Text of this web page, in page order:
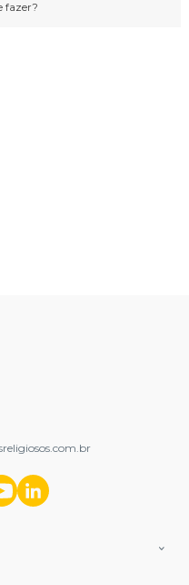
fazer?